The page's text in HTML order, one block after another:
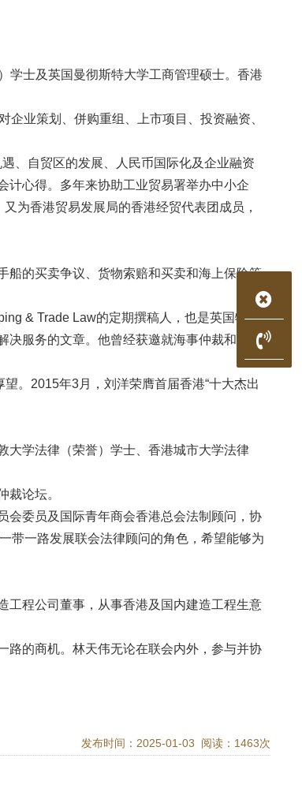
学士及英国曼彻斯特大学工商管理硕士。香港
业策划、併购重组、上市项目、投资融资、
、自贸区的发展、人民币国际化及企业融资
计心得。多年来协助工业贸易署举办中小企
为香港贸易发展局的香港经贸代表团成员，
船的买卖争议、货物索赔和买卖和海上保险等
& Trade Law的定期撰稿人，也是英国特许
决服务的文章。他曾经获邀就海事仲裁和跟航
。2015年3月，刘洋荣膺首届香港“十大杰出
大学法律（荣誉）学士、香港城市大学法律
裁论坛。
会委员及国际青年商会香港总会法制顾问，协
带一路发展联会法律顾问的角色，希望能够为
工程公司董事，从事香港及国内建造工程生意
路的商机。林天伟无论在联会内外，参与并协
发布时间：2025-01-03 阅读：1463次